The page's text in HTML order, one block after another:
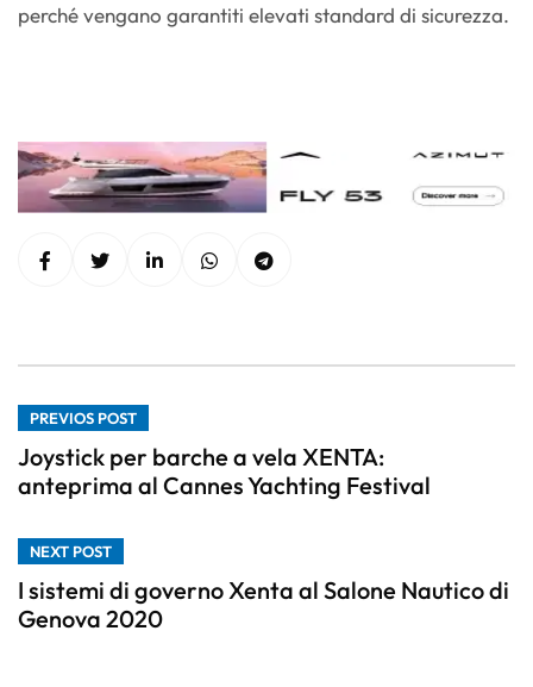
perché vengano garantiti elevati standard di sicurezza.
PREVIOS POST
Joystick per barche a vela XENTA:
anteprima al Cannes Yachting Festival
NEXT POST
I sistemi di governo Xenta al Salone Nautico di
Genova 2020